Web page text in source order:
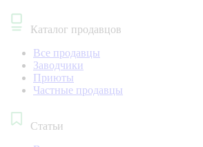
Каталог продавцов
Все продавцы
Заводчики
Приюты
Частные продавцы
Статьи